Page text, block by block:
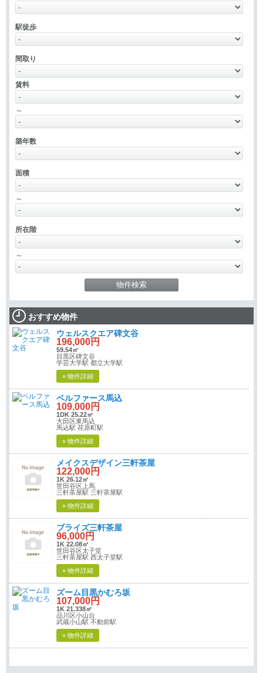
駅徒歩
間取り
賃料
～
築年数
面積
～
所在階
～
おすすめ物件
ウェルスクエア碑文谷
196,000円
59.54㎡
目黒区碑文谷
学芸大学駅 都立大学駅
» 物件詳細
ベルファース馬込
109,000円
1DK 25.22㎡
大田区東馬込
馬込駅 荏原町駅
» 物件詳細
メイクスデザイン三軒茶屋
122,000円
1K 26.12㎡
世田谷区上馬
三軒茶屋駅 三軒茶屋駅
» 物件詳細
ブライズ三軒茶屋
96,000円
1K 22.08㎡
世田谷区太子堂
三軒茶屋駅 西太子堂駅
» 物件詳細
ズーム目黒かむろ坂
107,000円
1K 21.338㎡
品川区小山台
武蔵小山駅 不動前駅
» 物件詳細